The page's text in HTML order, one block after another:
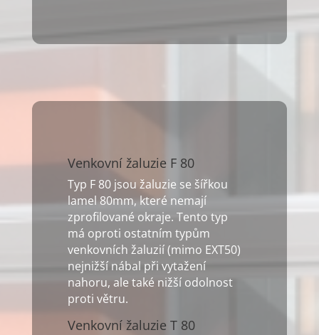
Venkovní žaluzie F 80
Typ F 80 jsou žaluzie se šířkou
lamel 80mm, které nemají
zprofilované okraje. Tento typ
má oproti ostatním typům
venkovních žaluzií (mimo EXT50)
nejnižší nábal při vytažení
nahoru, ale také nižší odolnost
proti větru.
Venkovní žaluzie T 80